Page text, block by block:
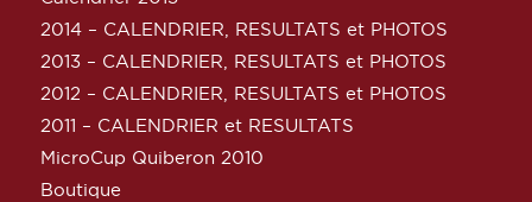
2014 – CALENDRIER, RESULTATS et PHOTOS
2013 – CALENDRIER, RESULTATS et PHOTOS
2012 – CALENDRIER, RESULTATS et PHOTOS
2011 – CALENDRIER et RESULTATS
MicroCup Quiberon 2010
Boutique